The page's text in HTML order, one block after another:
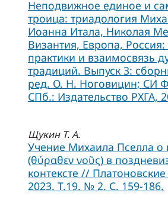
Неподвижное единое и
троица: триадология
Иоанна Итала, Николая
Византия, Европа,
практики и взаимосвязь
традиций. Выпуск 3:
ред. О. Н. Ноговицин; СИ
СПб.: Издательство РХГА,
Щукин Т. А.
Учение Михаила Пселла
(θύραθεν νοῦς) в
контексте //
2023. Т.19. № 2. С. 159-186.